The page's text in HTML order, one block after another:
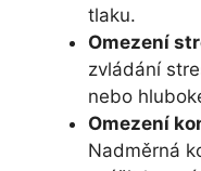
tlaku.
Omezení
zvládání
nebo
Omezení
Nadměrná